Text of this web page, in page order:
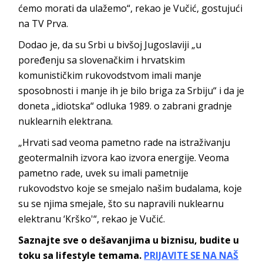
ćemo morati da ulažemo“, rekao je Vučić, gostujući
na TV Prva.
Dodao je, da su Srbi u bivšoj Jugoslaviji „u
poređenju sa slovenačkim i hrvatskim
komunističkim rukovodstvom imali manje
sposobnosti i manje ih je bilo briga za Srbiju“ i da je
doneta „idiotska“ odluka 1989. o zabrani gradnje
nuklearnih elektrana.
„Hrvati sad veoma pametno rade na istraživanju
geotermalnih izvora kao izvora energije. Veoma
pametno rade, uvek su imali pametnije
rukovodstvo koje se smejalo našim budalama, koje
su se njima smejale, što su napravili nuklearnu
elektranu ‘Krško'“, rekao je Vučić.
Saznajte sve o dešavanjima u biznisu, budite u
toku sa lifestyle temama. PRIJAVITE SE NA NAŠ